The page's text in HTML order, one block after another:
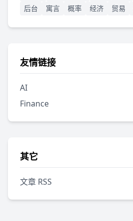
后台
寓言 概率 经济 贸易
友情链接
AI
Finance
其它
文章 RSS